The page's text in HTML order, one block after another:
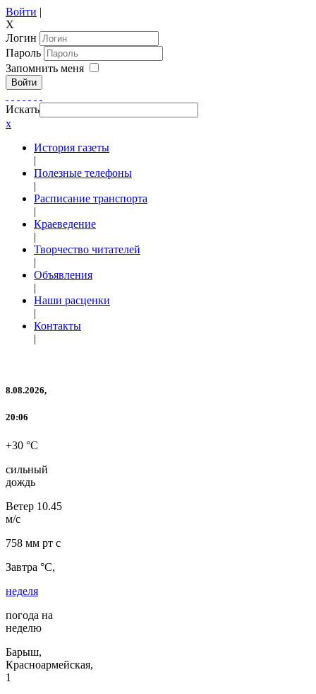
Войти |
X
Логин
Пароль
Запомнить меня
Войти
Искать
x
История газеты
|
Полезные телефоны
|
Расписание транспорта
|
Краеведение
|
Творчество читателей
|
Объявления
|
Наши расценки
|
Контакты
|
8.08.2026,
20:06
+30 °C
сильный
дождь
Ветер 10.45
м/с
758 мм рт с
Завтра °C,
неделя
погода на
неделю
Барыш,
Красноармейская,
1